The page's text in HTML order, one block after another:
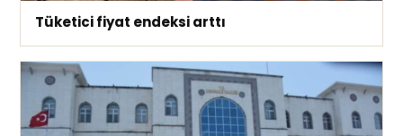
Tüketici fiyat endeksi arttı